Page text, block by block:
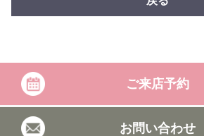
ご来店予約
お問い合わせ